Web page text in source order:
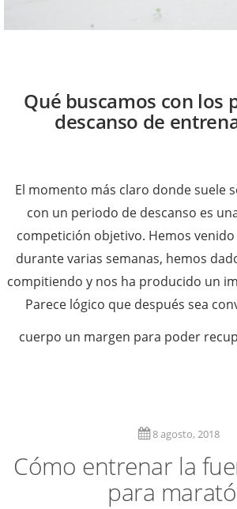
Qué buscamos con los
descanso de
El momento más claro donde suele
con un periodo de descanso es
competición objetivo. Hemos
durante varias semanas, hemos
compitiendo y nos ha producido un
Parece lógico que después sea
cuerpo un margen para poder
8 agosto, 2018
Cómo entrenar la
para